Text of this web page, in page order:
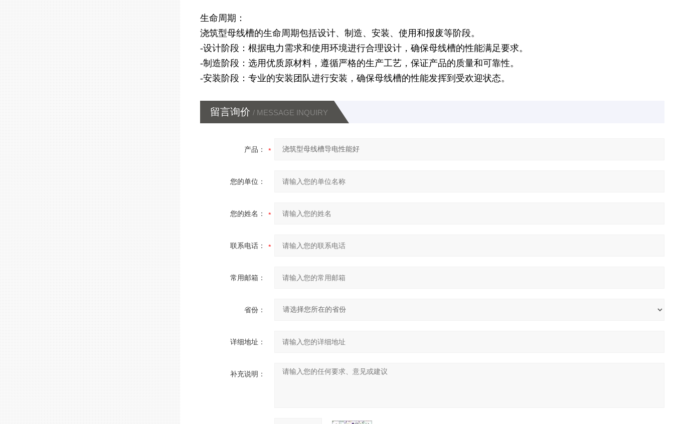
生命周期：
浇筑型母线槽的生命周期包括设计、制造、安装、使用和报废等阶段。
-设计阶段：根据电力需求和使用环境进行合理设计，确保母线槽的性能满足要求。
-制造阶段：选用优质原材料，遵循严格的生产工艺，保证产品的质量和可靠性。
-安装阶段：专业的安装团队进行安装，确保母线槽的性能发挥到受欢迎状态。
留言询价 / MESSAGE INQUIRY
产品：
您的单位：
您的姓名：
联系电话：
常用邮箱：
省份：
详细地址：
补充说明：